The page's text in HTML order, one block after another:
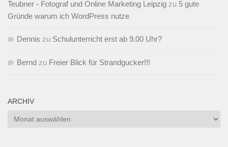
Teubner - Fotograf und Online Marketing Leipzig zu 5 gute
Gründe warum ich WordPress nutze
Dennis zu Schulunterricht erst ab 9.00 Uhr?
Bernd zu Freier Blick für Strandgucker!!!
ARCHIV
Archiv